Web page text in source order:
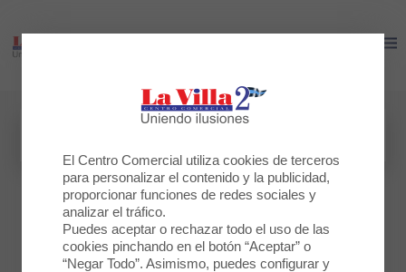
LA VILLA 2
El Centro Comercial utiliza cookies de terceros
para personalizar el contenido y la publicidad,
proporcionar funciones de redes sociales y
analizar el tráfico.
Puedes aceptar o rechazar todo el uso de las
cookies pinchando en el botón “Aceptar” o
“Negar Todo”. Asimismo, puedes configurar y